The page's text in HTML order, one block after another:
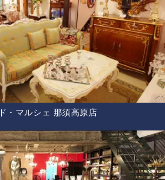
・マルシェ 那須高原店